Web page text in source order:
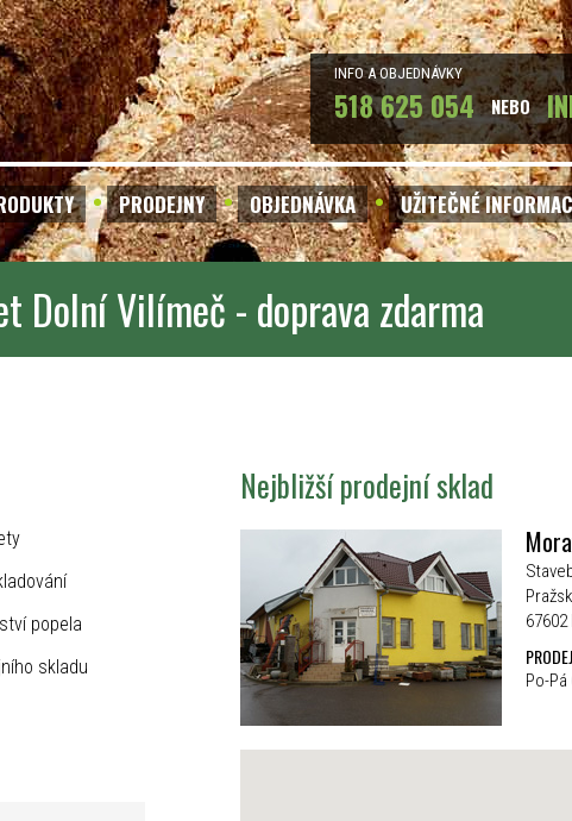
INFO A OBJEDNÁVKY
518 625 054 NEBO
PRODEJNY OBJEDNÁVKA UŽITEČNÉ
Dolní Vilímeč - doprava zdarma
popela
skladu
Nejbližší prodejní sklad
Po-Pá